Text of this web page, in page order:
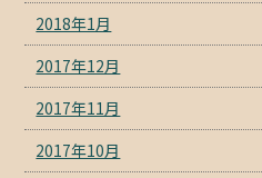
2018年1月
2017年12月
2017年11月
2017年10月